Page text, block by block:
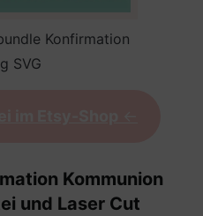
Konfirmation
SVG
Kommunion
und Laser Cut